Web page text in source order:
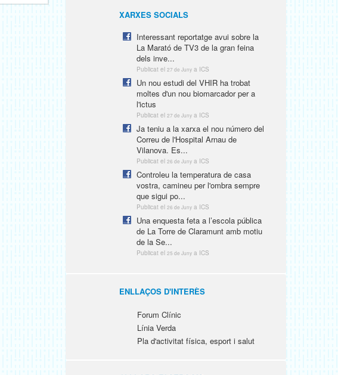
XARXES SOCIALS
Interessant reportatge avui sobre la
La Marató de TV3 de la gran feina
dels inve...
Publicat el 27 de Juny a ICS
Un nou estudi del VHIR ha trobat
moltes d'un nou biomarcador per a
l'ictus
Publicat el 27 de Juny a ICS
Ja teniu a la xarxa el nou número del
Correu de l'Hospital Arnau de
Vilanova. Es...
Publicat el 26 de Juny a ICS
Controleu la temperatura de casa
vostra, camineu per l'ombra sempre
que sigui po...
Publicat el 26 de Juny a ICS
Una enquesta feta a l’escola pública
de La Torre de Claramunt amb motiu
de la Se...
Publicat el 25 de Juny a ICS
ENLLAÇOS D'INTERÈS
Forum Clínic
Línia Verda
Pla d'activitat física, esport i salut